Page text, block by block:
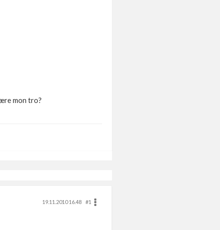
mon tro?
19.11.2010 16.48
#1